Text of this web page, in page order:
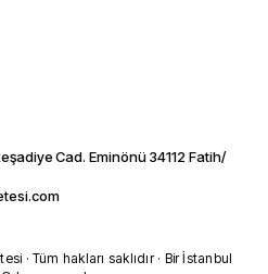
Cad. Eminönü 34112 Fatih/
· Tüm hakları saklıdır · Bir İstanbul